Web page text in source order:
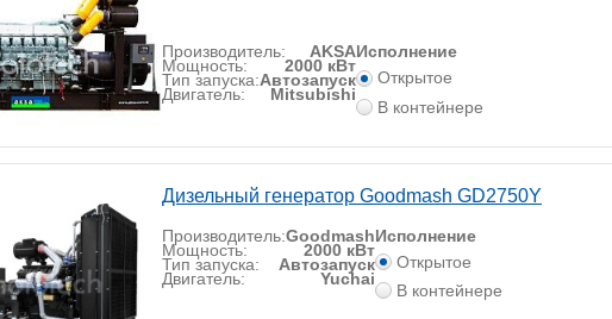
Производитель: AKSA
Мощность: 2000 кВт
Тип запуска:Автозапуск
Двигатель: Mitsubishi
Исполнение
Открытое
В контейнере
Дизельный генератор Goodmash GD2750Y
Производитель:Goodmash
Мощность: 2000 кВт
Тип запуска: Автозапуск
Двигатель: Yuchai
Исполнение
Открытое
В контейнере